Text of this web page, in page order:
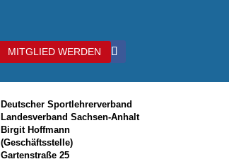
MITGLIED WERDEN
Deutscher Sportlehrerverband
Landesverband Sachsen-Anhalt
Birgit Hoffmann
(Geschäftsstelle)
Gartenstraße 25